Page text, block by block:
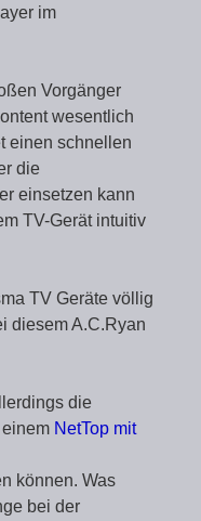
im
Vorgänger
wesentlich
einen schnellen
die
einsetzen kann
TV-Gerät intuitiv
TV Geräte völlig
diesem A.C.Ryan
die
NetTop mit
können. Was
bei der